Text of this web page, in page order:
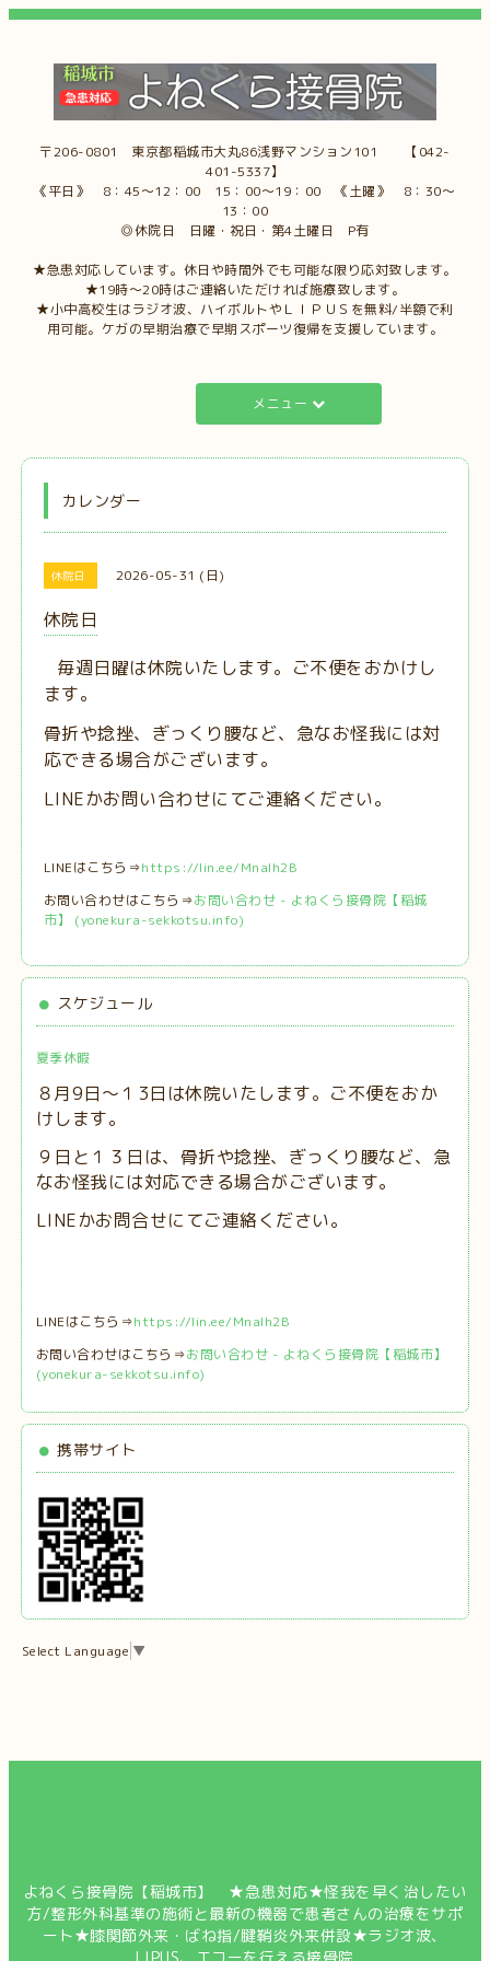
〒206-0801 東京都稲城市大丸86浅野マンション101 【042-
401-5337】
《平日》 8：45～12：00 15：00～19：00 《土曜》 8：30～
13：00
◎休院日 日曜・祝日・第4土曜日 P有
★急患対応しています。休日や時間外でも可能な限り応対致します。
★19時～20時はご連絡いただければ施療致します。
★小中高校生はラジオ波、ハイボルトやＬＩＰＵＳを無料/半額で利
用可能。ケガの早期治療で早期スポーツ復帰を支援しています。
メニュー
カレンダー
休院日 2026-05-31 (日)
休院日
毎週日曜は休院いたします。ご不便をおかけし
ます。
骨折や捻挫、ぎっくり腰など、急なお怪我には対
応できる場合がございます。
LINEかお問い合わせにてご連絡ください。
LINEはこちら⇒https://lin.ee/MnaIh2B
お問い合わせはこちら⇒お問い合わせ - よねくら接骨院【稲城
市】 (yonekura-sekkotsu.info)
スケジュール
夏季休暇
８月9日～１3日は休院いたします。ご不便をおか
けします。
９日と１３日は、 骨折や捻挫、ぎっくり腰など、急
なお怪我には対応できる場合がございます。
LINEかお問合せにてご連絡ください。
LINEはこちら⇒https://lin.ee/MnaIh2B
お問い合わせはこちら⇒お問い合わせ - よねくら接骨院【稲城市】
(yonekura-sekkotsu.info)
携帯サイト
Select Language ▼
よねくら接骨院【稲城市】 ★急患対応★怪我を早く治したい
方/整形外科基準の施術と最新の機器で患者さんの治療をサポ
ート★膝関節外来・ばね指/腱鞘炎外来併設★ラジオ波、